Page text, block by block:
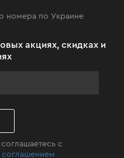
номера по Украине
акциях, скидках и
с
соглашением